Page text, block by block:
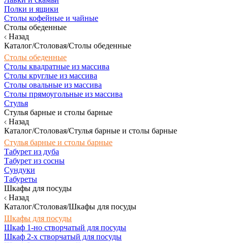
Полки и ящики
Столы кофейные и чайные
Столы обеденные
Назад
Каталог/Столовая/Столы обеденные
Столы обеденные
Столы квадратные из массива
Столы круглые из массива
Столы овальные из массива
Столы прямоугольные из массива
Стулья
Стулья барные и столы барные
Назад
Каталог/Столовая/Стулья барные и столы барные
Стулья барные и столы барные
Табурет из дуба
Табурет из сосны
Сундуки
Табуреты
Шкафы для посуды
Назад
Каталог/Столовая/Шкафы для посуды
Шкафы для посуды
Шкаф 1-но створчатый для посуды
Шкаф 2-х створчатый для посуды